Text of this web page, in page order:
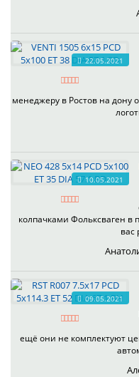
22.05.2021
менеджеру в Ростов на дону
10.05.2021
колпачками Фольксваген в
вас
09.05.2021
ещё они не комплектуют